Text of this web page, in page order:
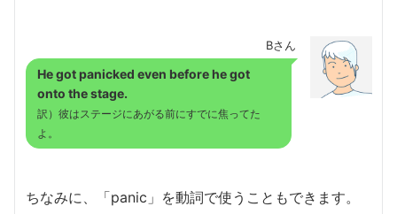
Bさん
He got panicked even before he got
onto the stage.
訳）彼はステージにあがる前にすでに焦ってた
よ。
ちなみに、「panic」を動詞で使うこともできます。